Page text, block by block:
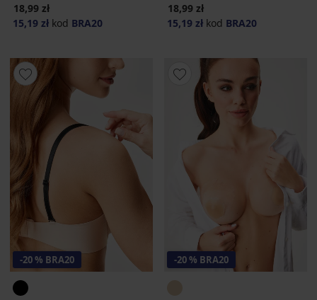
18,99 zł
15,19 zł kod BRA20
18,99 zł
15,19 zł kod BRA20
-20 % BRA20 -20 % BRA20